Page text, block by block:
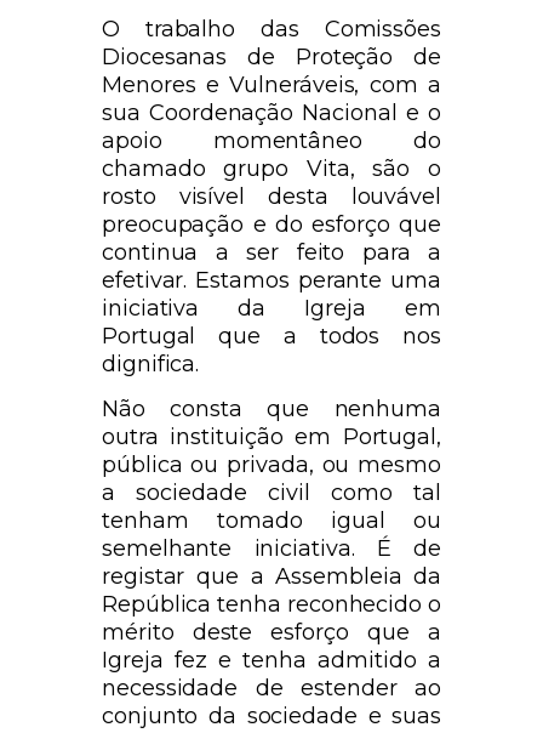
O trabalho das Comissões
Diocesanas de Proteção de
Menores e Vulneráveis, com a
sua Coordenação Nacional e o
apoio momentâneo do
chamado grupo Vita, são o
rosto visível desta louvável
preocupação e do esforço que
continua a ser feito para a
efetivar. Estamos perante uma
iniciativa da Igreja em
Portugal que a todos nos
dignifica.
Não consta que nenhuma
outra instituição em Portugal,
pública ou privada, ou mesmo
a sociedade civil como tal
tenham tomado igual ou
semelhante iniciativa. É de
registar que a Assembleia da
República tenha reconhecido o
mérito deste esforço que a
Igreja fez e tenha admitido a
necessidade de estender ao
conjunto da sociedade e suas